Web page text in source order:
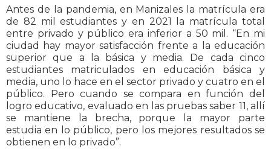
Antes de la pandemia, en Manizales la matrícula era
de 82 mil estudiantes y en 2021 la matrícula total
entre privado y público era inferior a 50 mil. “En mi
ciudad hay mayor satisfacción frente a la educación
superior que a la básica y media. De cada cinco
estudiantes matriculados en educación básica y
media, uno lo hace en el sector privado y cuatro en el
público. Pero cuando se compara en función del
logro educativo, evaluado en las pruebas saber 11, allí
se mantiene la brecha, porque la mayor parte
estudia en lo público, pero los mejores resultados se
obtienen en lo privado”.